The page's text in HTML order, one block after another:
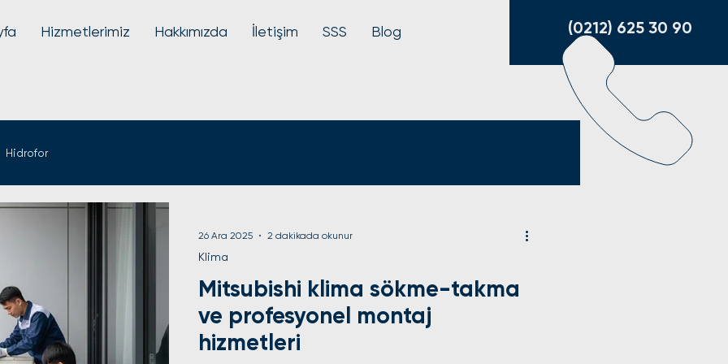
Hizmetlerimiz Hakkımızda İletişim SSS Blog (0212) 625 30 90
Hidrofor
Mitsubishi klima sökme-takma
ve profesyonel montaj
hizmetleri
Klima
26 Ara 2025 2 dakikada okunur